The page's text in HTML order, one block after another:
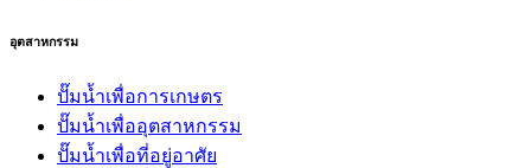
อุตสาหกรรม
ปั๊มน้ำเพื่อการเกษตร
ปั๊มน้ำเพื่ออุตสาหกรรม
ปั๊มน้ำเพื่อที่อยู่อาศัย